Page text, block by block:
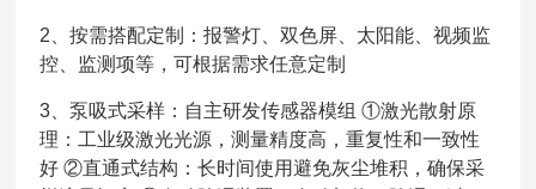
2、按需搭配定制：报警灯、双色屏、太阳能、视频监
控、监测项等，可根据需求任意定制
3、泵吸式采样：自主研发传感器模组 ①激光散射原
理：工业级激光光源，测量精度高，重复性和一致性
好 ②直通式结构：长时间使用避免灰尘堆积，确保采